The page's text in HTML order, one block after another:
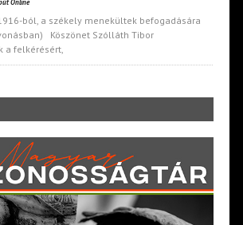
ból, a székely menekültek befogadására
Köszönet Szólláth Tibor
a felkérésért,